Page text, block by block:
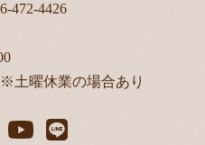
472-4426
土曜休業の場合あり